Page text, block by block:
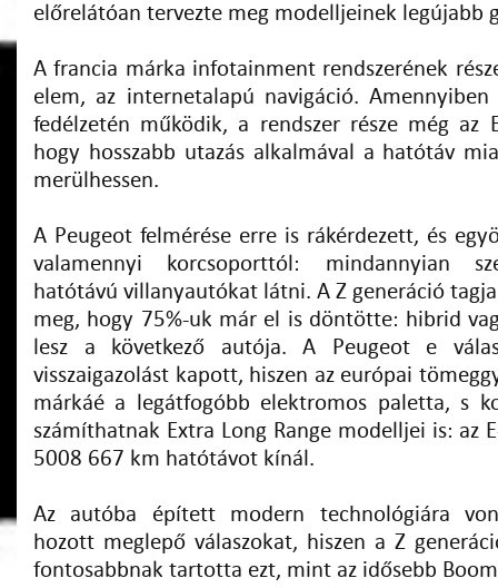
előrelátóan tervezte meg modelljeinek legújabb
A francia márka infotainment rendszerének
elem, az internetalapú navigáció.
fedélzetén működik, a rendszer része még az
hogy hosszabb utazás alkalmával a hatótáv
merülhessen.
A Peugeot felmérése erre is rákérdezett, és
valamennyi korcsoporttól: mindannyian
hatótávú villanyautókat látni. A Z generáció
meg, hogy 75%-uk már el is döntötte: hibrid
lesz a következő autója. A Peugeot e
visszaigazolást kapott, hiszen az európai
márkáé a legátfogóbb elektromos paletta, s
számíthatnak Extra Long Range modelljei is: az
5008 667 km hatótávot kínál.
Az autóba épített modern technológiára
hozott meglepő válaszokat, hiszen a Z
fontosabbnak tartotta ezt, mint az idősebb